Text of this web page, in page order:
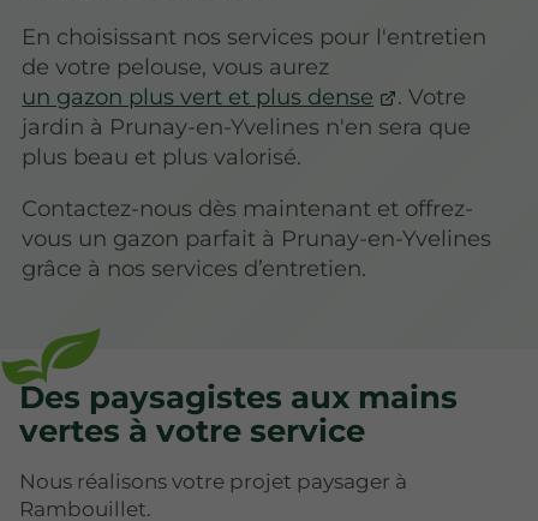
En choisissant nos services pour l'entretien
de votre pelouse, vous aurez
un gazon plus vert et plus dense
. Votre
jardin à Prunay-en-Yvelines n'en sera que
plus beau et plus valorisé.
Contactez-nous dès maintenant et offrez-
vous un gazon parfait à Prunay-en-Yvelines
grâce à nos services d’entretien.
Des paysagistes aux mains
vertes à votre service
Nous réalisons votre projet paysager à
Rambouillet.